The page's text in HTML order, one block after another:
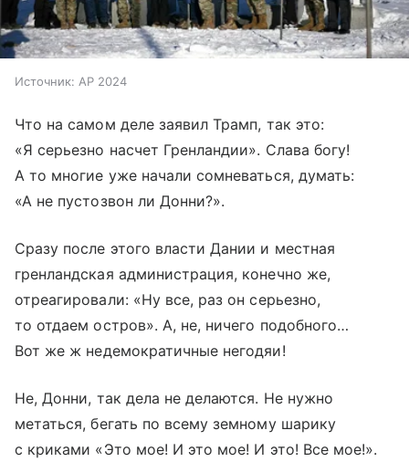
Источник: AP 2024
Что на самом деле заявил Трамп, так это:
«Я серьезно насчет Гренландии». Слава богу!
А то многие уже начали сомневаться, думать:
«А не пустозвон ли Донни?».
Сразу после этого власти Дании и местная
гренландская администрация, конечно же,
отреагировали: «Ну все, раз он серьезно,
то отдаем остров». А, не, ничего подобного…
Вот же ж недемократичные негодяи!
Не, Донни, так дела не делаются. Не нужно
метаться, бегать по всему земному шарику
с криками «Это мое! И это мое! И это! Все мое!».